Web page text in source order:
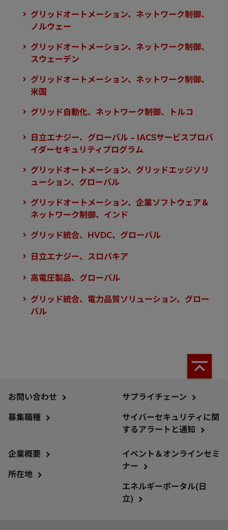
グリッドオートメーション、ネットワーク制御、
ノルウェー
グリッドオートメーション、ネットワーク制御、
スウェーデン
グリッドオートメーション、ネットワーク制御、
米国
グリッド自動化、ネットワーク制御、トルコ
日立エナジー、グローバル – IACSサービスプロバ
イダーセキュリティプログラム
グリッドオートメーション、グリッドエッジソリ
ューション、グローバル
グリッドオートメーション、企業ソフトウェア＆
ネットワーク制御、インド
グリッド統合、HVDC、グローバル
日立エナジー、スロバキア
高電圧製品、グローバル
グリッド統合、電力品質ソリューション、グロー
バル
お問い合わせ
募集職種
サプライチェーン
サイバーセキュリティに関
するアラートと通知
企業概要
所在地
イベント＆オンラインセミ
ナー
エネルギーポータル(日
立)